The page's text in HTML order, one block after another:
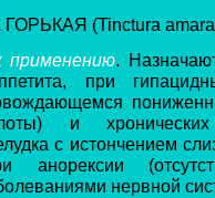
(Tinctura
применению.
при
и хронических
с истончением
анорексии
нервной